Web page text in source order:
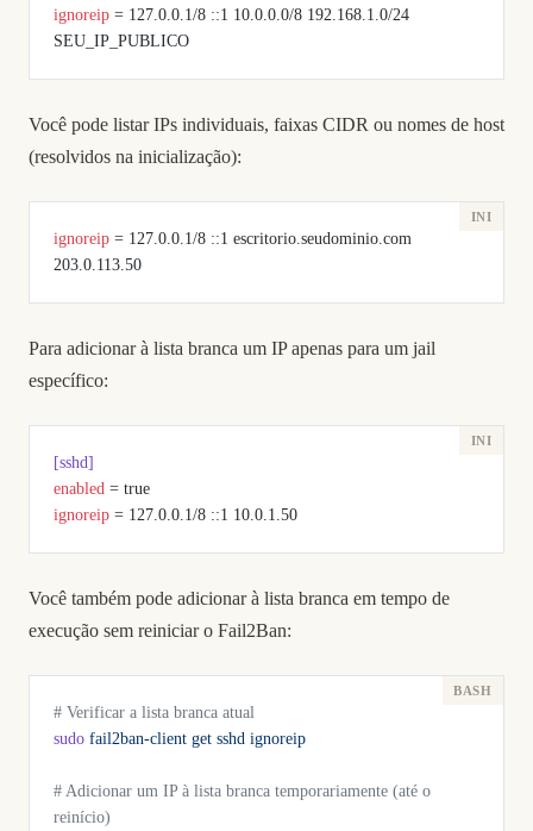
ignoreip = 127.0.0.1/8 ::1 10.0.0.0/8 192.168.1.0/24
SEU_IP_PUBLICO
Você pode listar IPs individuais, faixas CIDR ou nomes de host
(resolvidos na inicialização):
ignoreip = 127.0.0.1/8 ::1 escritorio.seudominio.com
203.0.113.50
Para adicionar à lista branca um IP apenas para um jail
específico:
[sshd]
enabled = true
ignoreip = 127.0.0.1/8 ::1 10.0.1.50
Você também pode adicionar à lista branca em tempo de
execução sem reiniciar o Fail2Ban:
# Verificar a lista branca atual
sudo fail2ban-client get sshd ignoreip
# Adicionar um IP à lista branca temporariamente (até o
reinício)